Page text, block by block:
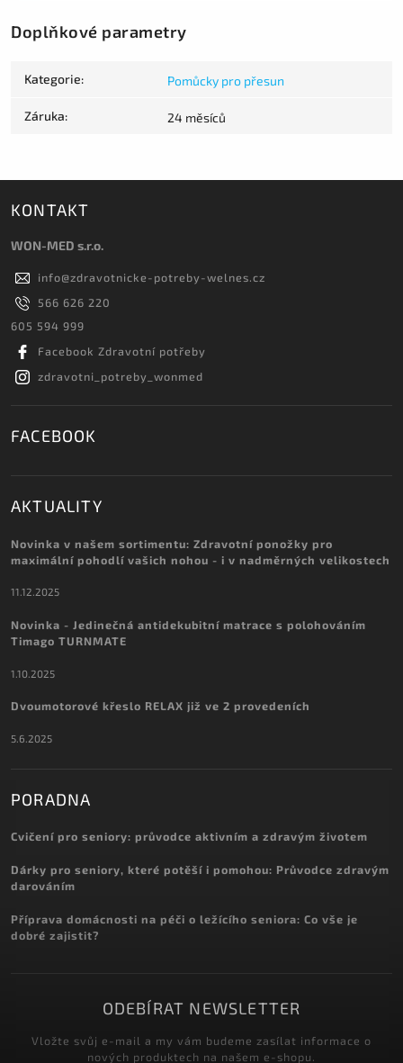
Doplňkové parametry
Kategorie: Pomůcky pro přesun
Záruka: 24 měsíců
KONTAKT
WON-MED s.r.o.
info@zdravotnicke-potreby-welnes.cz
566 626 220
605 594 999
Facebook Zdravotní potřeby
zdravotni_potreby_wonmed
FACEBOOK
AKTUALITY
Novinka v našem sortimentu: Zdravotní ponožky pro
maximální pohodlí vašich nohou - i v nadměrných velikostech
11.12.2025
Novinka - Jedinečná antidekubitní matrace s polohováním
Timago TURNMATE
1.10.2025
Dvoumotorové křeslo RELAX již ve 2 provedeních
5.6.2025
PORADNA
Cvičení pro seniory: průvodce aktivním a zdravým životem
Dárky pro seniory, které potěší i pomohou: Průvodce zdravým
darováním
Příprava domácnosti na péči o ležícího seniora: Co vše je
dobré zajistit?
ODEBÍRAT NEWSLETTER
Vložte svůj e-mail a my vám budeme zasílat informace o
nových produktech na našem e-shopu.